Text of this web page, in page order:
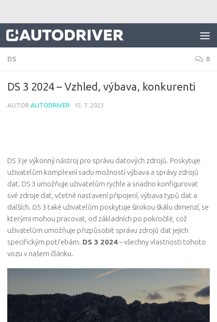
DS 0
DS 3 2024 – Vzhled, výbava, konkurenti
AUTOR AUTODRIVER · 15. 7. 2023
DS 3 je výkonný nástroj pro správu datových zdrojů. Poskytuje
uživatelům komplexní sadu možností výbava a správy zdrojů
dat. DS 3 umožňuje uživatelům rychle a snadno konfigurovat
své zdroje dat, včetně nastavení připojení, výbava typů dat a
dalších. DS 3 také uživatelům poskytuje širokou škálu dimenzí, se
kterými mohou pracovat, od základních po pokročilé, což
uživatelům umožňuje přizpůsobit správu zdrojů dat jejich
specifickým potřebám. DS 3 2024– všechny vlastnosti tohoto
vozu v našem článku.